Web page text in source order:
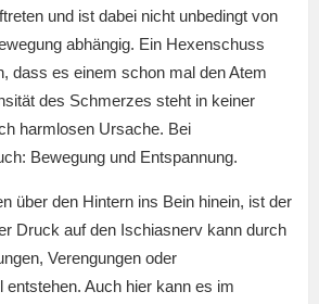
und ist dabei nicht unbedingt von
abhängig. Ein Hexenschuss
dass es einem schon mal den Atem
des Schmerzes steht in keiner
harmlosen Ursache. Bei
Bewegung und Entspannung.
über den Hintern ins Bein hinein, ist der
Druck auf den Ischiasnerv kann durch
Verengungen oder
entstehen. Auch hier kann es im